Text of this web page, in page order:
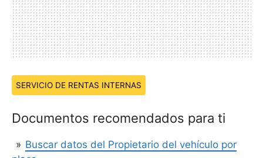
Temas:
SERVICIO DE RENTAS INTERNAS
Documentos recomendados para ti
Buscar datos del Propietario del vehículo por